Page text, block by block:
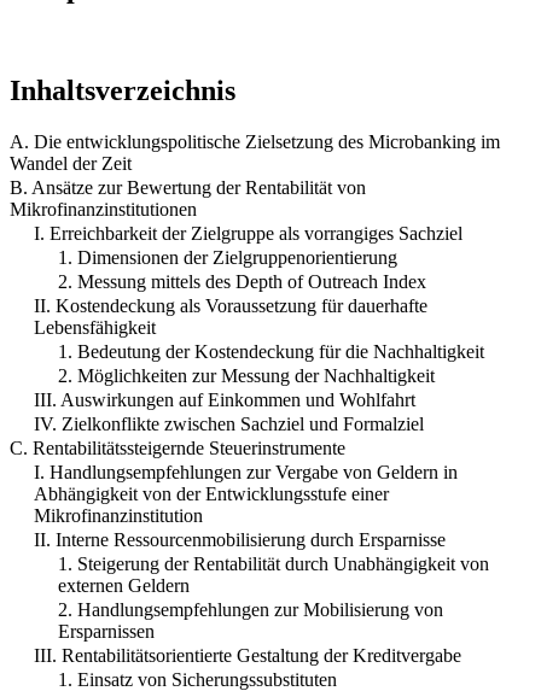
Inhaltsverzeichnis
A. Die entwicklungspolitische Zielsetzung des Microbanking im
Wandel der Zeit
B. Ansätze zur Bewertung der Rentabilität von
Mikrofinanzinstitutionen
I. Erreichbarkeit der Zielgruppe als vorrangiges Sachziel
1. Dimensionen der Zielgruppenorientierung
2. Messung mittels des Depth of Outreach Index
II. Kostendeckung als Voraussetzung für dauerhafte
Lebensfähigkeit
1. Bedeutung der Kostendeckung für die Nachhaltigkeit
2. Möglichkeiten zur Messung der Nachhaltigkeit
III. Auswirkungen auf Einkommen und Wohlfahrt
IV. Zielkonflikte zwischen Sachziel und Formalziel
C. Rentabilitätssteigernde Steuerinstrumente
I. Handlungsempfehlungen zur Vergabe von Geldern in
Abhängigkeit von der Entwicklungsstufe einer
Mikrofinanzinstitution
II. Interne Ressourcenmobilisierung durch Ersparnisse
1. Steigerung der Rentabilität durch Unabhängigkeit von
externen Geldern
2. Handlungsempfehlungen zur Mobilisierung von
Ersparnissen
III. Rentabilitätsorientierte Gestaltung der Kreditvergabe
1. Einsatz von Sicherungssubstituten